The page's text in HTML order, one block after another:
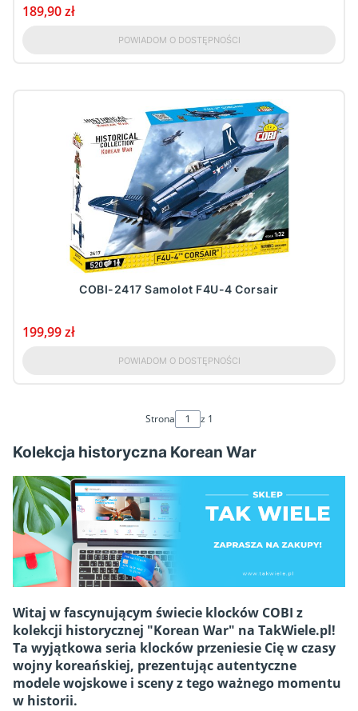
Cena
189,90 zł
POWIADOM O DOSTĘPNOŚCI
COBI-2417 Samolot F4U-4 Corsair
Cena
199,99 zł
POWIADOM O DOSTĘPNOŚCI
Strona z 1
Kolekcja historyczna Korean War
Witaj w fascynującym świecie klocków COBI z
kolekcji historycznej "Korean War" na TakWiele.pl!
Ta wyjątkowa seria klocków przeniesie Cię w czasy
wojny koreańskiej, prezentując autentyczne
modele wojskowe i sceny z tego ważnego momentu
w historii.